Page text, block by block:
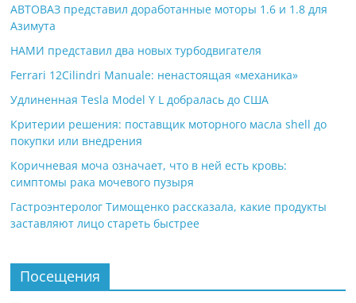
АВТОВАЗ представил доработанные моторы 1.6 и 1.8 для
Азимута
НАМИ представил два новых турбодвигателя
Ferrari 12Cilindri Manuale: ненастоящая «механика»
Удлиненная Tesla Model Y L добралась до США
Критерии решения: поставщик моторного масла shell до
покупки или внедрения
Коричневая моча означает, что в ней есть кровь:
симптомы рака мочевого пузыря
Гастроэнтеролог Тимощенко рассказала, какие продукты
заставляют лицо стареть быстрее
Посещения